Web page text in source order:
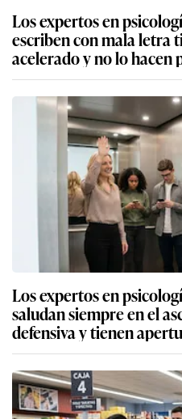
Los expertos en
escriben con mala letra
acelerado y no lo hacen
Los expertos en
saludan siempre en el
defensiva y tienen